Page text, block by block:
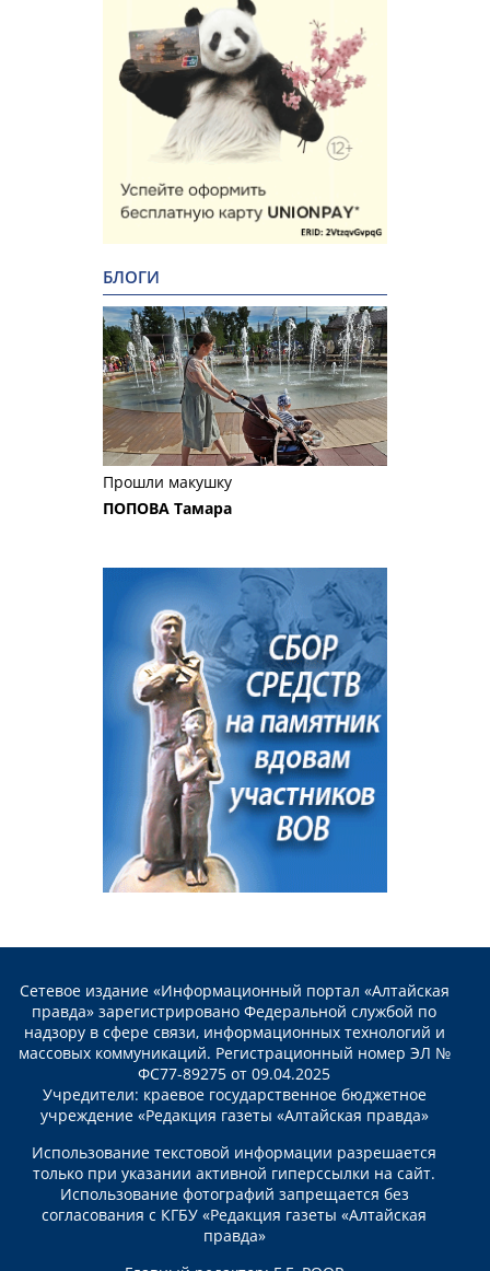
БЛОГИ
Прошли макушку
ПОПОВА Тамара
Сетевое издание «Информационный портал «Алтайская
правда» зарегистрировано Федеральной службой по
надзору в сфере связи, информационных технологий и
массовых коммуникаций. Регистрационный номер ЭЛ №
ФС77-89275 от 09.04.2025
Учредители: краевое государственное бюджетное
учреждение «Редакция газеты «Алтайская правда»
Использование текстовой информации разрешается
только при указании активной гиперссылки на сайт.
Использование фотографий запрещается без
согласования с КГБУ «Редакция газеты «Алтайская
правда»